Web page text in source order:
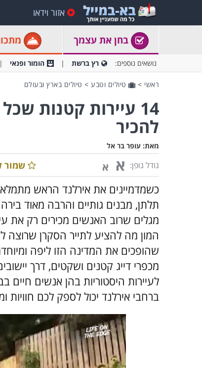
אזור וידאו
בחן את עצמך
נושאים נוספים: רץ ברשת הומור ופנאי
ראשי > טיולים וטבע > טיולים בארץ ובעולם
14 עיירות קטנות
להכיר
מאת: עופר בר אל
גודל גופן: א א שמור
כשמדמיינים את אירלנד הראש
תלתן, מבנים גותיים והרבה מאוד
מגלים שרוב האנשים מכירים רק את
המון מה להציע לתייר הסקרן
מכפרי דייג קטנים ושקטים, דרך
לעיירות היסטוריות בהן אנשים
ברחבי אירלנד יכול לספק לכם